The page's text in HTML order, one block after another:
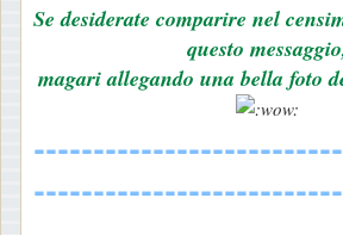
g
o
Se desiderate comparire nel
questo
magari allegando una bella foto